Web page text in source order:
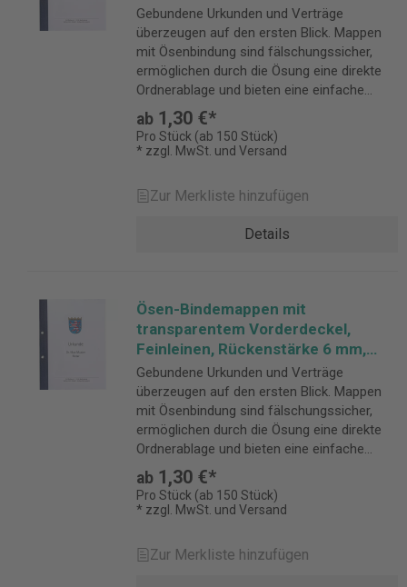
tiefblau
Gebundene Urkunden und Verträge
überzeugen auf den ersten Blick. Mappen
mit Ösenbindung sind fälschungssicher,
ermöglichen durch die Ösung eine direkte
Ordnerablage und bieten eine einfache
Handhabung. Rückenstärke 4 mm
ab 1,30 €*
Pro Stück (ab 150 Stück)
* zzgl. MwSt. und Versand
Zur Merkliste hinzufügen
Details
Ösen-Bindemappen mit
transparentem Vorderdeckel,
Feinleinen, Rückenstärke 6 mm,
tiefblau
Gebundene Urkunden und Verträge
überzeugen auf den ersten Blick. Mappen
mit Ösenbindung sind fälschungssicher,
ermöglichen durch die Ösung eine direkte
Ordnerablage und bieten eine einfache
Handhabung. Rückenstärke 6 mm
ab 1,30 €*
Pro Stück (ab 150 Stück)
* zzgl. MwSt. und Versand
Zur Merkliste hinzufügen